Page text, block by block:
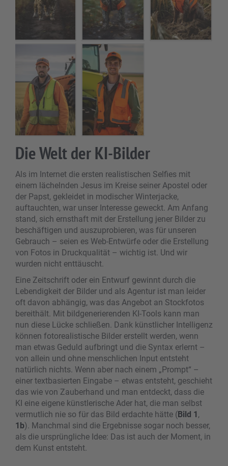
Die Welt der KI-Bilder
Als im Internet die ersten realistischen Selfies mit
einem lächelnden Jesus im Kreise seiner Apostel oder
der Papst, gekleidet in modischer Winterjacke,
auftauchten, war unser Interesse geweckt. Am Anfang
stand, sich ernsthaft mit der Erstellung jener Bilder zu
beschäftigen und auszuprobieren, was für unseren
Gebrauch – seien es Web-Entwürfe oder die Erstellung
von Fotos in Druckqualität – wichtig ist. Und wir
wurden nicht enttäuscht.
Eine Zeitschrift oder ein Entwurf gewinnt durch die
Lebendigkeit der Bilder und als Agentur ist man leider
oft davon abhängig, was das Angebot an Stockfotos
bereithält. Mit bildgenerierenden KI-Tools kann man
nun diese Lücke schließen. Dank künstlicher Intelligenz
können fotorealistische Bilder erstellt werden, wenn
man etwas Geduld aufbringt und die Syntax erlernt –
von allein und ohne menschlichen Input entsteht
natürlich nichts. Wenn aber nach einem „Prompt“ –
einer textbasierten Eingabe – etwas entsteht, geschieht
das wie von Zauberhand und man entdeckt, dass die
KI eine eigene künstlerische Ader hat, die man selbst
vermutlich nie so für das Bild erdachte hätte (Bild 1 ,
1b). Manchmal sind die Ergebnisse sogar noch besser,
als die ursprüngliche Idee: Das ist auch der Moment, in
dem Kunst entsteht.